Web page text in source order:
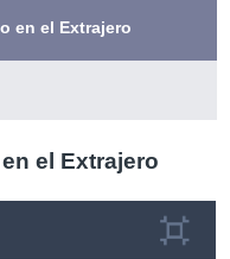
en el Extrajero
el Extrajero